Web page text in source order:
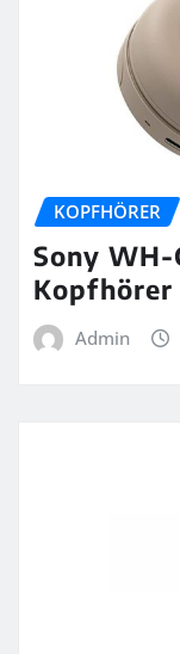
KOPFHÖRER
Sony WH-
Admin